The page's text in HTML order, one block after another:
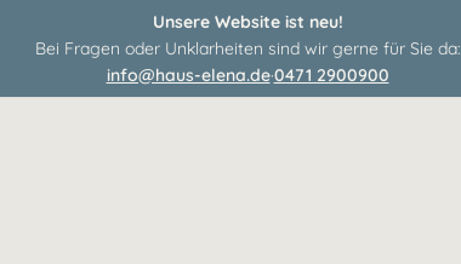
Unsere Website ist neu!
Bei Fragen oder Unklarheiten sind wir gerne für Sie da:
info@haus-elena.de·0471 2900900